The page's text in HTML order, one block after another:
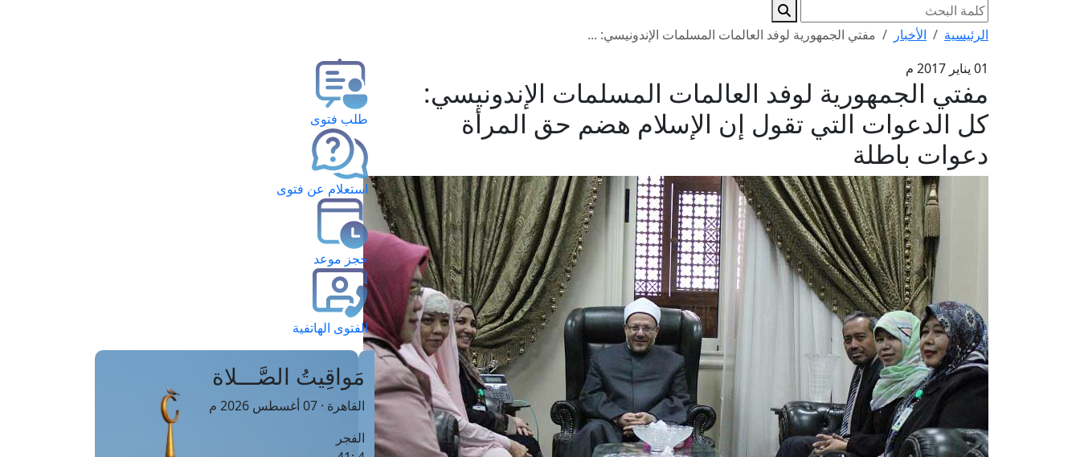
الرئيسية الأخبار
مفتي الجمهورية لوفد العالمات المسلمات الإندونيسي: ...
01 يناير 2017 م
مفتي الجمهورية لوفد العالمات المسلمات الإندونيسي:
كل الدعوات التي تقول إن الإسلام هضم حق المرأة
دعوات باطلة
طلب فتوى
استعلام عن فتوى
حجز موعد
الفتوى الهاتفية
مَواقِيتُ الصَّـــلاة
القاهرة · 07 أغسطس 2026 م
الفجر